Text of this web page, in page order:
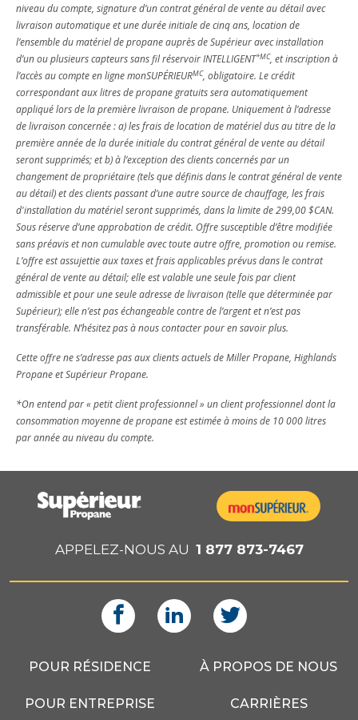
niveau du compte, signature d’un contrat général de vente au détail avec
livraison automatique et une durée initiale de cinq ans, location de
l’ensemble du matériel de propane auprès de Supérieur avec installation
d’un ou plusieurs capteurs sans fil réservoir INTELLIGENT*MC, et inscription à
l’accès au compte en ligne monSUPÉRIEURMC, obligatoire. Le crédit
correspondant aux litres de propane gratuits sera automatiquement
appliqué lors de la première livraison de propane. Uniquement à l’adresse
de livraison concernée : a) les frais de location de matériel dus au titre de la
première année de la durée initiale du contrat général de vente au détail
seront supprimés; et b) à l’exception des clients concernés par un
changement de propriétaire (tels que définis dans le contrat général de vente
au détail) et des clients passant d’une autre source de chauffage, les frais
d'installation du matériel seront supprimés, dans la limite de 299,00 $CAN.
Sous réserve d’une approbation de crédit. Offre susceptible d’être modifiée
sans préavis et non cumulable avec toute autre offre, promotion ou remise.
L’offre est assujettie aux taxes et frais applicables prévus dans le contrat
général de vente au détail; elle est valable une seule fois par client
admissible et pour une seule adresse de livraison (telle que déterminée par
Supérieur); elle n’est pas échangeable contre de l’argent et n’est pas
transférable. N’hésitez pas à nous contacter pour en savoir plus.
Cette offre ne s’adresse pas aux clients actuels de Miller Propane, Highlands
Propane et Supérieur Propane.
*On entend par « petit client professionnel » un client professionnel dont la
consommation moyenne de propane est estimée à moins de 10 000 litres
par année au niveau du compte.
APPELEZ-NOUS AU 1 877 873-7467
POUR RÉSIDENCE
POUR ENTREPRISE
À PROPOS DE NOUS
CARRIÈRES